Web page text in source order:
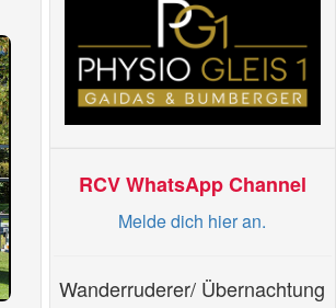
RCV WhatsApp Channel
Melde dich hier an.
Wanderruderer/ Übernachtung